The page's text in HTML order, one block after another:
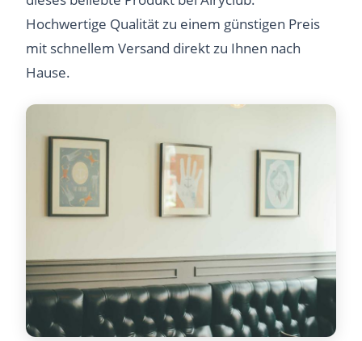
Hochwertige Qualität zu einem günstigen Preis
mit schnellem Versand direkt zu Ihnen nach
Hause.